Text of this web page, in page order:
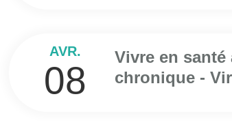
AVR.
08
Vivre en
chronique -